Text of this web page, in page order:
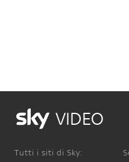
VIDEO
Tutti i siti di Sky: